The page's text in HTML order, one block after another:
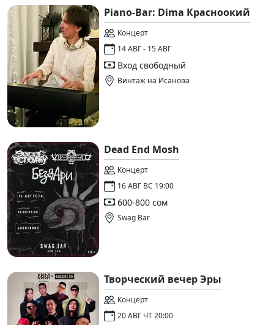
Piano-Bar: Dima Красноокий
Концерт
14 АВГ - 15 АВГ
Вход свободный
Винтаж на Исанова
Dead End Mosh
Концерт
16 АВГ ВС 19:00
600-800 сом
Swag Bar
Творческий вечер Эры
Концерт
20 АВГ ЧТ 20:00